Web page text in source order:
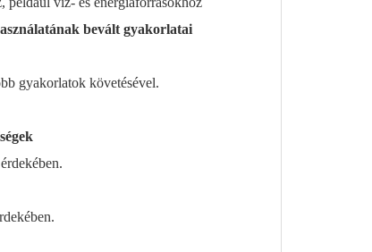
bevált gyakorlatai
gyakorlatok követésével.